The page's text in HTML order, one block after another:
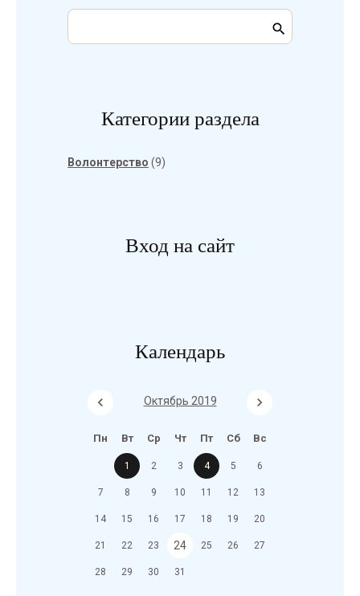
Категории раздела
Волонтерство (9)
Вход на сайт
Календарь
Октябрь 2019
Пн Вт Ср Чт Пт Сб Вс
1 2 3 4 5 6
7 8 9 10 11 12 13
14 15 16 17 18 19 20
21 22 23 24 25 26 27
28 29 30 31